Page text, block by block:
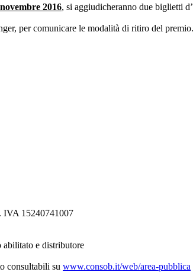
2016, si aggiudicheranno due biglietti
per comunicare le modalità di ritiro del premio.
IVA 15240741007
abilitato e distributore
consultabili su www.consob.it/web/area-pubblica